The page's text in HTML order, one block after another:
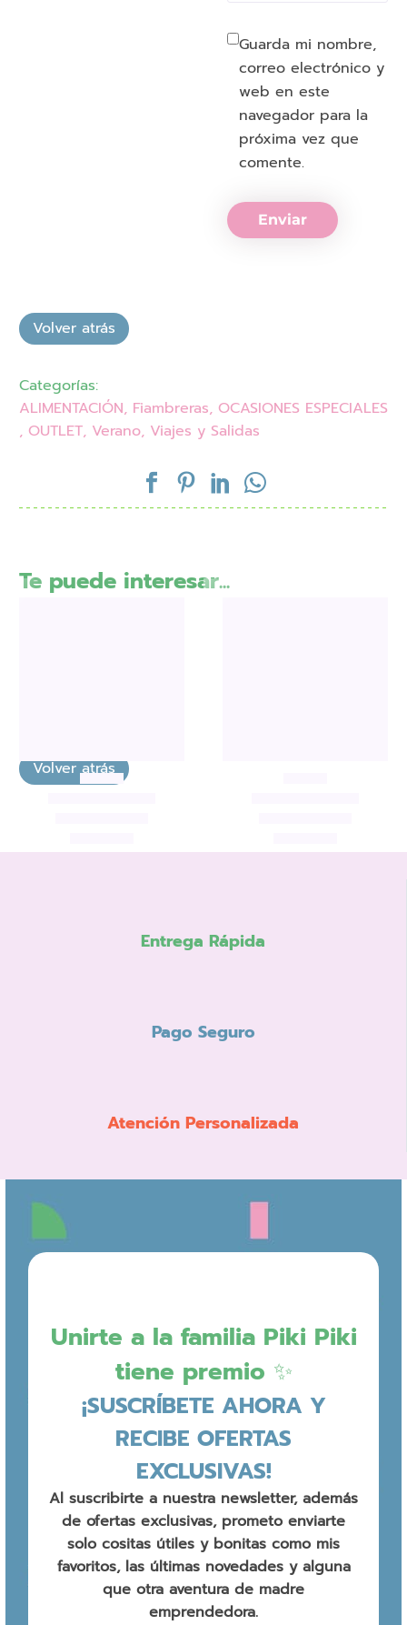
Guarda mi nombre,
correo electrónico y
web en este
navegador para la
próxima vez que
comente.
Enviar
Categorías:
ALIMENTACIÓN, Fiambreras, OCASIONES ESPECIALES
, OUTLET, Verano, Viajes y Salidas
Te puede interesar...
Colorea, Pega y Juega
Entrega Rápida
Pago Seguro
Atención Personalizada
Unirte a la familia Piki Piki
tiene premio ✨
¡SUSCRÍBETE AHORA Y
RECIBE OFERTAS
EXCLUSIVAS!
Al suscribirte a nuestra newsletter, además
de ofertas exclusivas, prometo enviarte
solo cositas útiles y bonitas como mis
favoritos, las últimas novedades y alguna
que otra aventura de madre
emprendedora.